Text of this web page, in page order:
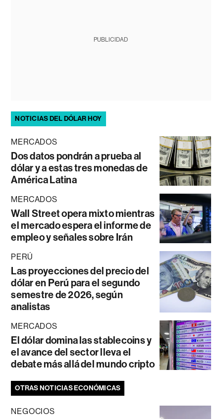
PUBLICIDAD
NOTICIAS DEL DÓLAR HOY
MERCADOS
Dos datos pondrán a prueba al
dólar y a estas tres monedas de
América Latina
MERCADOS
Wall Street opera mixto mientras
el mercado espera el informe de
empleo y señales sobre Irán
PERÚ
Las proyecciones del precio del
dólar en Perú para el segundo
semestre de 2026, según
analistas
MERCADOS
El dólar domina las stablecoins y
el avance del sector lleva el
debate más allá del mundo cripto
OTRAS NOTICIAS ECONÓMICAS
NEGOCIOS